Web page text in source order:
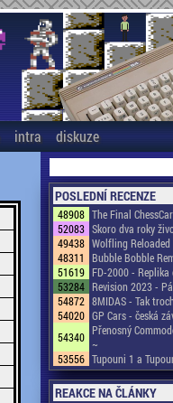
intra diskuze
POSLEDNÍ RECENZE
48908 The Final
52083 Skoro dva roky
49438 Wolfling Reloaded
48311
Bubble Bobble
51619 FD-2000 - Replika
53284 Revision 2023 -
54872 8MIDAS - Tak
54020 GP Cars - česká
54340 Přenosný
~
53556 Tupouni 1 a
REAKCE NA ČLÁNKY